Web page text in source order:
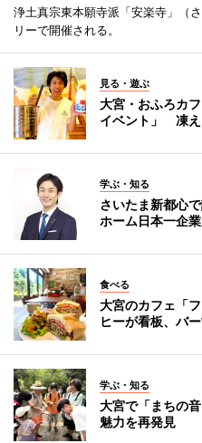
浄土真宗東本願寺派「安楽寺」（
リーで開催される。
見る・遊ぶ
大宮・おふろカ
イベント」 凍え
学ぶ・知る
さいたま新都心
ホーム日本一企
食べる
大宮のカフェ「
ヒーが看板、バ
学ぶ・知る
大宮で「まちの
魅力を再発見